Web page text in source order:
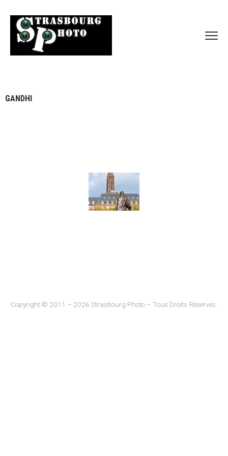
GANDHI
Copyright © 2011 – 2026 Strasbourg Photo – Tous Droits Réservés.